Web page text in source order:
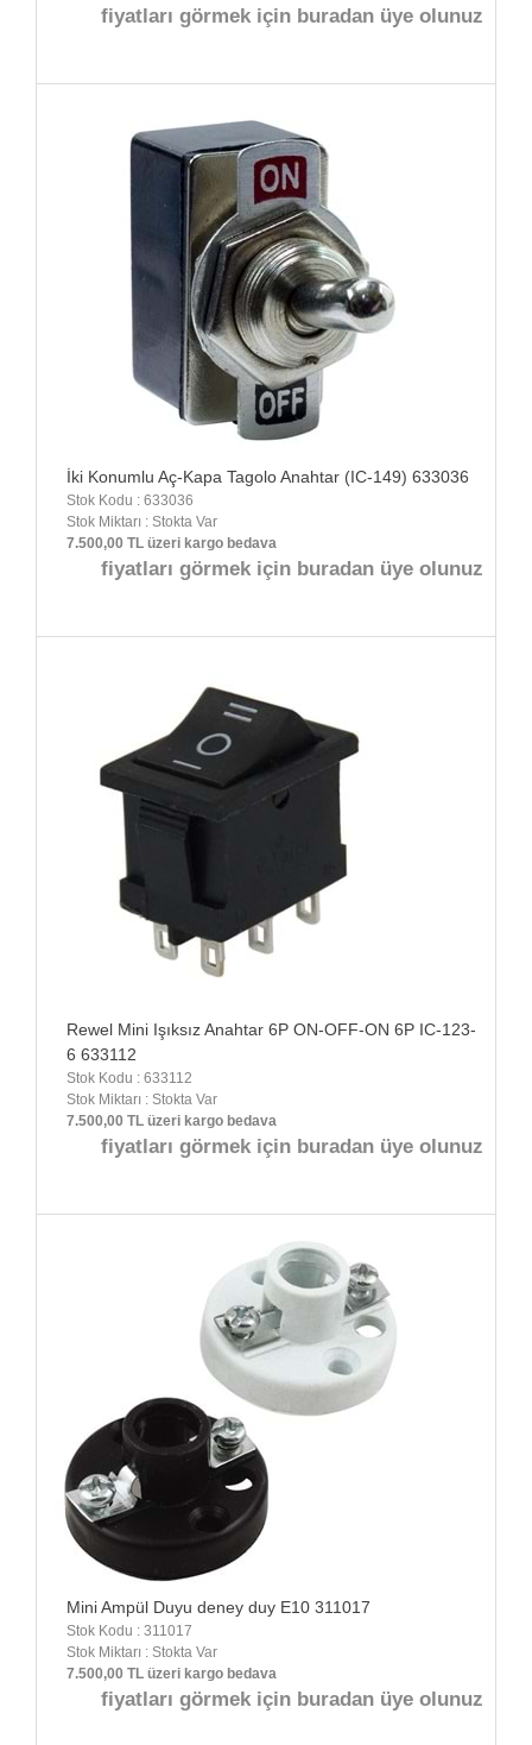
fiyatları görmek için buradan üye olunuz
İki Konumlu Aç-Kapa Tagolo Anahtar (IC-149) 633036
Stok Kodu : 633036
Stok Miktarı : Stokta Var
7.500,00 TL üzeri kargo bedava
fiyatları görmek için buradan üye olunuz
Rewel Mini Işıksız Anahtar 6P ON-OFF-ON 6P IC-123-
6 633112
Stok Kodu : 633112
Stok Miktarı : Stokta Var
7.500,00 TL üzeri kargo bedava
fiyatları görmek için buradan üye olunuz
Mini Ampül Duyu deney duy E10 311017
Stok Kodu : 311017
Stok Miktarı : Stokta Var
7.500,00 TL üzeri kargo bedava
fiyatları görmek için buradan üye olunuz